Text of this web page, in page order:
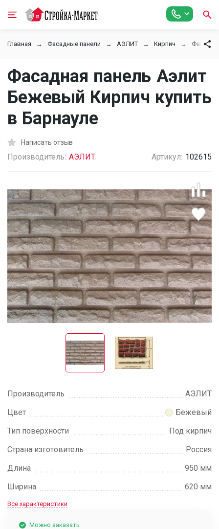
Главная Фасадные панели АЭЛИТ Кирпич
Фасадная панель Аэлит
Бежевый Кирпич купить
в Барнауле
Написать отзыв
Производитель: АЭЛИТ Артикул: 102615
Производитель
АЭЛИТ
Цвет
Бежевый
Тип поверхности
Под кирпич
Страна изготовитель
Россия
Длина
950 мм
Ширина
620 мм
Все характеристики
Можно заказать